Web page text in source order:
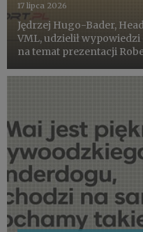
17 lipca 2026
Jędrzej Hugo-Bader,
VML, udzielił
na temat prezentacji
na portalu sport.pl,